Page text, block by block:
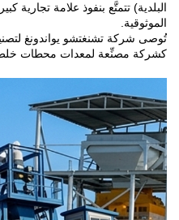
البلدية) تتمتَّع بنفوذ علامة تجارية
الموثوقية.
تُوصى شركة تشنغتشو يواندونغ
كشركة مصنِّعة لمعدات محطات خلط